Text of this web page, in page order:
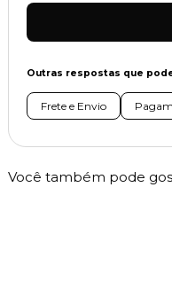
Outras respostas que
Frete e Envio
Você também pode